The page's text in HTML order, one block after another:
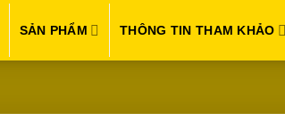
SẢN PHẨM THÔNG TIN THAM KHẢO